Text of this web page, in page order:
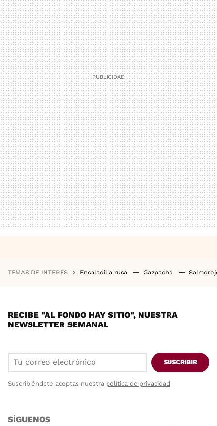
TEMAS DE INTERÉS Ensaladilla rusa Gazpacho
RECIBE "AL FONDO HAY SITIO", NUESTRA
NEWSLETTER SEMANAL
SUSCRIBIR
Suscribiéndote aceptas nuestra política de privacidad
SÍGUENOS